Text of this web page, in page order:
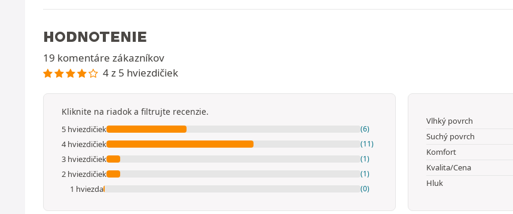
HODNOTENIE
19 komentáre zákazníkov
4 z 5 hviezdičiek
Kliknite na riadok a filtrujte recenzie.
5 hviezdičiek (6)
4 hviezdičiek (11)
3 hviezdičiek (1)
2 hviezdičiek (1)
1 hviezda (0)
Vlhký povrch
Suchý povrch
Komfort
Kvalita/Cena
Hluk